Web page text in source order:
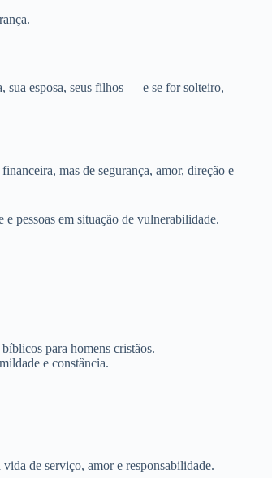
sua esposa, seus filhos — e se for solteiro,
mas de segurança, amor, direção e
e pessoas em situação de vulnerabilidade.
e constância.
de serviço, amor e responsabilidade.